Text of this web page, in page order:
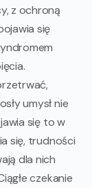
z ochroną
się
umysł nie
się to w
się, trudności
dla nich
czekanie